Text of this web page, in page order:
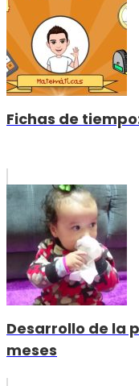
Fichas de
Desarrollo de la
meses